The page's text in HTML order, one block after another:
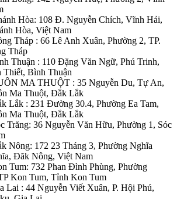
Hòa: 108 Đ. Nguyễn Chích, Vĩnh Hải,
Hòa, Việt Nam
Tháp : 66 Lê Anh Xuân, Phường 2, TP.
Tháp
Thuận : 110 Đặng Văn Ngữ, Phú Trinh,
Thiết, Bình Thuận
MA THUỘT : 35 Nguyễn Du, Tự An,
Ma Thuột, Đắk Lắk
Lắk : 231 Đường 30.4, Phường Ea Tam,
Ma Thuột, Đắk Lắk
Trăng: 36 Nguyễn Văn Hữu, Phường 1, Sóc
Nông: 172 23 Tháng 3, Phường Nghĩa
Đăk Nông, Việt Nam
Tum: 732 Phan Đình Phùng, Phường
Kon Tum, Tỉnh Kon Tum
Lai : 44 Nguyễn Viết Xuân, P. Hội Phú,